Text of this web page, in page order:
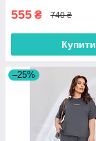
555 ₴ 740 ₴
Купити
–25%